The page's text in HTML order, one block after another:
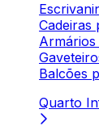
Cadeiras
Balcões
Quarto